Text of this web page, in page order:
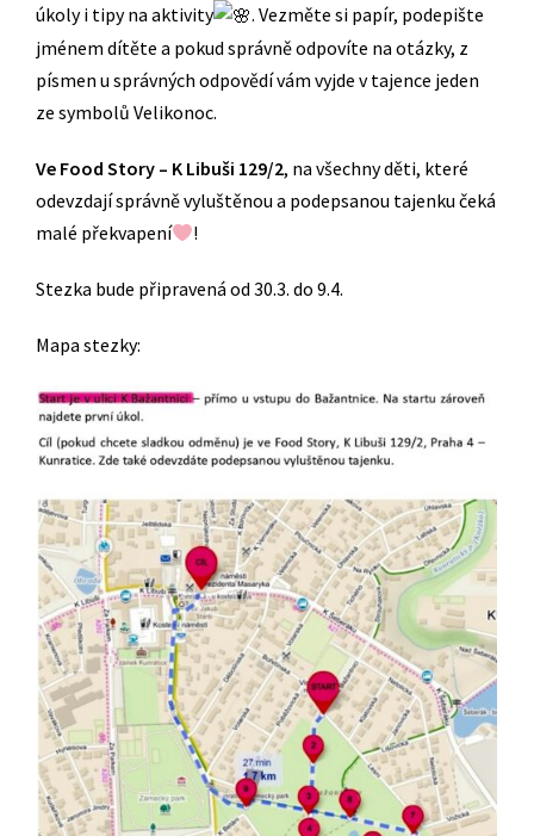
úkoly i tipy na aktivity
. Vezměte si papír, podepište
jménem dítěte a pokud správně odpovíte na otázky, z
písmen u správných odpovědí vám vyjde v tajence jeden
ze symbolů Velikonoc.
Ve Food Story – K Libuši 129/2, na všechny děti, které
odevzdají správně vyluštěnou a podepsanou tajenku čeká
malé překvapení
!
Stezka bude připravená od 30.3. do 9.4.
Mapa stezky: